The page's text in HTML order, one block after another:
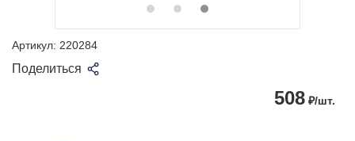
Артикул: 220284
Поделиться
508 ₽/шт.